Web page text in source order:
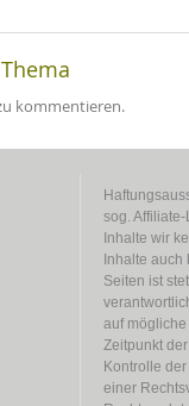
kommentieren.
sog.
Inhalte wir
Inhalte
Seiten ist
auf
Zeitpunkt
Kontrolle
einer